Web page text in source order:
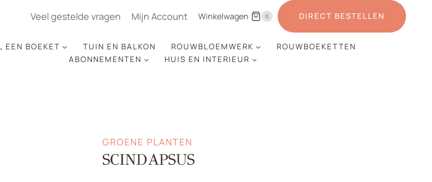
Veel gestelde vragen Mijn Account Winkelwagen 0 DIRECT BESTELLEN
EEN BOEKET TUIN EN BALKON ROUWBLOEMWERK
ROUWBOEKETTEN
ABONNEMENTEN
HUIS EN INTERIEUR
GROENE PLANTEN
SCINDAPSUS